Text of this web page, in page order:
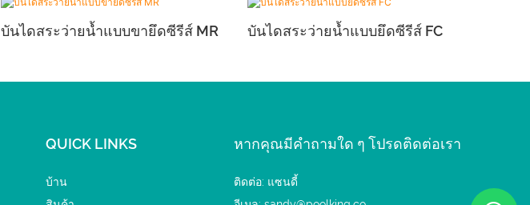
บันไดสระว่ายน้ำแบบขายึดซีรีส์ MR บันไดสระว่ายน้ำแบบยึดซีรีส์ FC
QUICK LINKS
บ้าน
หากคุณมีคำถามใด ๆ โปรดติดต่อเรา
ติดต่อ: แซนดี้